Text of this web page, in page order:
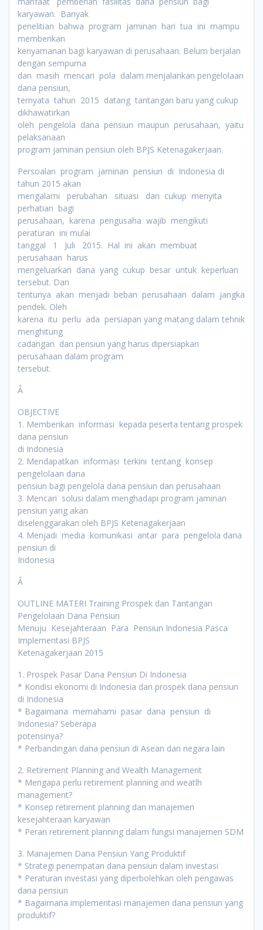
karyawan. Banyak
penelitian bahwa program jaminan hari tua ini mampu
memberikan
kenyamanan bagi karyawan di perusahaan. Belum berjalan
dengan sempurna
dan masih mencari pola dalam menjalankan pengelolaan
dana pensiun,
ternyata tahun 2015 datang tantangan baru yang cukup
dikhawatirkan
oleh pengelola dana pensiun maupun perusahaan, yaitu
pelaksanaan
program jaminan pensiun oleh BPJS Ketenagakerjaan.
Persoalan program jaminan pensiun di Indonesia di
tahun 2015 akan
mengalami perubahan situasi dan cukup menyita
perhatian bagi
perusahaan, karena pengusaha wajib mengikuti
peraturan ini mulai
tanggal 1 Juli 2015. Hal ini akan membuat
perusahaan harus
mengeluarkan dana yang cukup besar untuk keperluan
tersebut. Dan
tentunya akan menjadi beban perusahaan dalam jangka
pendek. Oleh
karena itu perlu ada persiapan yang matang dalam tehnik
menghitung
cadangan dan pensiun yang harus dipersiapkan
perusahaan dalam program
tersebut.
Â
OBJECTIVE
1. Memberikan informasi kepada peserta tentang prospek
dana pensiun
di Indonesia
2. Mendapatkan informasi terkini tentang konsep
pengelolaan dana
pensiun bagi pengelola dana pensiun dan perusahaan
3. Mencari solusi dalam menghadapi program jaminan
pensiun yang akan
diselenggarakan oleh BPJS Ketenagakerjaan
4. Menjadi media komunikasi antar para pengelola dana
pensiun di
Indonesia
Â
OUTLINE MATERI Training Prospek dan Tantangan
Pengelolaan Dana Pensiun
Menuju Kesejahteraan Para Pensiun Indonesia Pasca
Implementasi BPJS
Ketenagakerjaan 2015
1. Prospek Pasar Dana Pensiun Di Indonesia
* Kondisi ekonomi di Indonesia dan prospek dana pensiun
di Indonesia
* Bagaimana memahami pasar dana pensiun di
Indonesia? Seberapa
potensinya?
* Perbandingan dana pensiun di Asean dan negara lain
2. Retirement Planning and Wealth Management
* Mengapa perlu retirement planning and weatlh
management?
* Konsep retirement planning dan manajemen
kesejahteraan karyawan
* Peran retirement planning dalam fungsi manajemen SDM
3. Manajemen Dana Pensiun Yang Produktif
* Strategi penempatan dana pensiun dalam investasi
* Peraturan investasi yang diperbolehkan oleh pengawas
dana pensiun
* Bagaimana implementasi manajemen dana pensiun yang
produktif?